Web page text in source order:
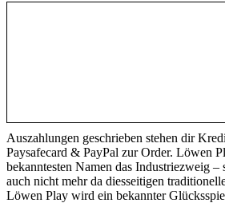
Auszahlungen geschrieben stehen dir
Paysafecard & PayPal zur Order. Löwen
bekanntesten Namen das Industriezweig
auch nicht mehr da diesseitigen
Löwen Play wird ein bekannter